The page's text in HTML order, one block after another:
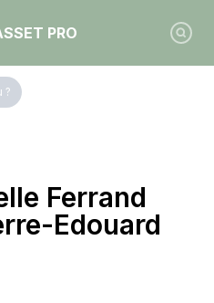
PRO
?
Ferrand
Edouard